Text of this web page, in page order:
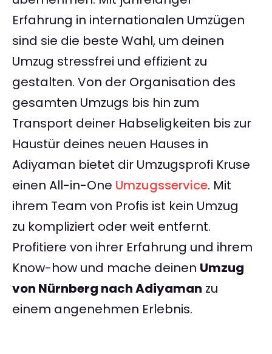
Erfahrung in internationalen Umzügen
sind sie die beste Wahl, um deinen
Umzug stressfrei und effizient zu
gestalten. Von der Organisation des
gesamten Umzugs bis hin zum
Transport deiner Habseligkeiten bis zur
Haustür deines neuen Hauses in
Adiyaman bietet dir Umzugsprofi Kruse
einen All-in-One Umzugsservice. Mit
ihrem Team von Profis ist kein Umzug
zu kompliziert oder weit entfernt.
Profitiere von ihrer Erfahrung und ihrem
Know-how und mache deinen Umzug
von Nürnberg nach Adiyaman zu
einem angenehmen Erlebnis.